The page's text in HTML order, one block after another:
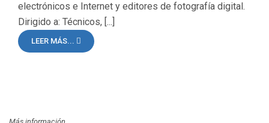
electrónicos e Internet y editores de fotografía digital.
Dirigido a: Técnicos, [...]
LEER MÁS...